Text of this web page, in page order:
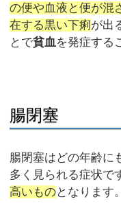
の便や血液と便が混
在する黒い下痢が出
とで貧血 を発症する
腸閉塞
腸閉塞はどの年齢に
多く見られる症状で
高いものとなります。